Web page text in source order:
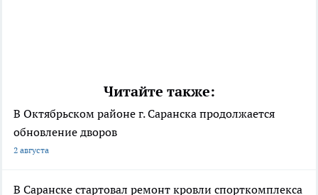
Читайте также:
В Октябрьском районе г. Саранска продолжается
обновление дворов
2 августа
В Саранске стартовал ремонт кровли спорткомплекса